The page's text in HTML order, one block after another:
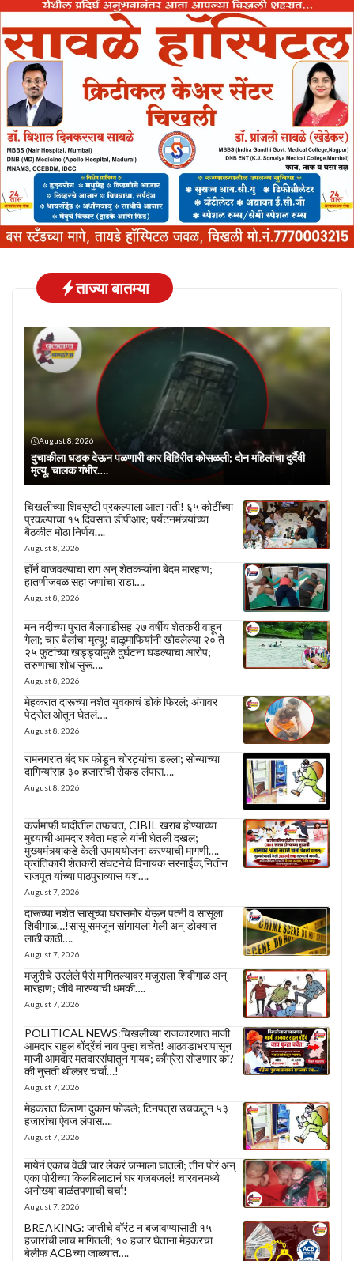
ताज्या बातम्या
August 8, 2026
दुचाकीला धडक देऊन पळणारी कार विहिरीत कोसळली; दोन महिलांचा दुर्दैवी
मृत्यू, चालक गंभीर….
चिखलीच्या शिवसृष्टी प्रकल्पाला आता गती! ६५ कोटींच्या
प्रकल्पाचा १५ दिवसांत डीपीआर; पर्यटनमंत्र्यांच्या
बैठकीत मोठा निर्णय….
August 8, 2026
हॉर्न वाजवल्याचा राग अन् शेतकऱ्यांना बेदम मारहाण;
हातणीजवळ सहा जणांचा राडा….
August 8, 2026
मन नदीच्या पुरात बैलगाडीसह २७ वर्षीय शेतकरी वाहून
गेला; चार बैलांचा मृत्यू! वाळूमाफियांनी खोदलेल्या २० ते
२५ फुटांच्या खड्ड्यांमुळे दुर्घटना घडल्याचा आरोप;
तरुणाचा शोध सुरू….
August 8, 2026
मेहकरात दारूच्या नशेत युवकाचं डोकं फिरलं; अंगावर
पेट्रोल ओतून घेतलं….
August 8, 2026
रामनगरात बंद घर फोडून चोरट्यांचा डल्ला; सोन्याच्या
दागिन्यांसह ३० हजारांची रोकड लंपास….
August 8, 2026
कर्जमाफी यादीतील तफावत, CIBIL खराब होण्याच्या
मुद्द्याची आमदार श्वेता महाले यांनी घेतली दखल;
मुख्यमंत्र्याकडे केली उपाययोजना करण्याची मागणी….
क्रांतिकारी शेतकरी संघटनेचे विनायक सरनाईक,नितीन
राजपूत यांच्या पाठपुराव्यास यश….
August 7, 2026
दारूच्या नशेत सासूच्या घरासमोर येऊन पत्नी व सासूला
शिवीगाळ…!सासू समजून सांगायला गेली अन् डोक्यात
लाठी काठी….
August 7, 2026
मजुरीचे उरलेले पैसे मागितल्यावर मजुराला शिवीगाळ अन्
मारहाण; जीवे मारण्याची धमकी….
August 7, 2026
POLITICAL NEWS:चिखलीच्या राजकारणात माजी
आमदार राहुल बोंद्रेंचं नाव पुन्हा चर्चेत! आठवडाभरापासून
माजी आमदार मतदारसंघातून गायब; काँग्रेस सोडणार का?
की नुसती थील्लर चर्चा…!
August 7, 2026
मेहकरात किराणा दुकान फोडले; टिनपत्रा उचकटून ५३
हजारांचा ऐवज लंपास….
August 7, 2026
मायेनं एकाच वेळी चार लेकरं जन्माला घातली; तीन पोरं अन्
एका पोरीच्या किलबिलाटानं घर गजबजलं! चारवनमध्ये
अनोख्या बाळंतपणाची चर्चा!
August 7, 2026
BREAKING: जप्तीचे वॉरंट न बजावण्यासाठी १५
हजारांची लाच मागितली; १० हजार घेताना मेहकरचा
बेलीफ ACBच्या जाळ्यात….